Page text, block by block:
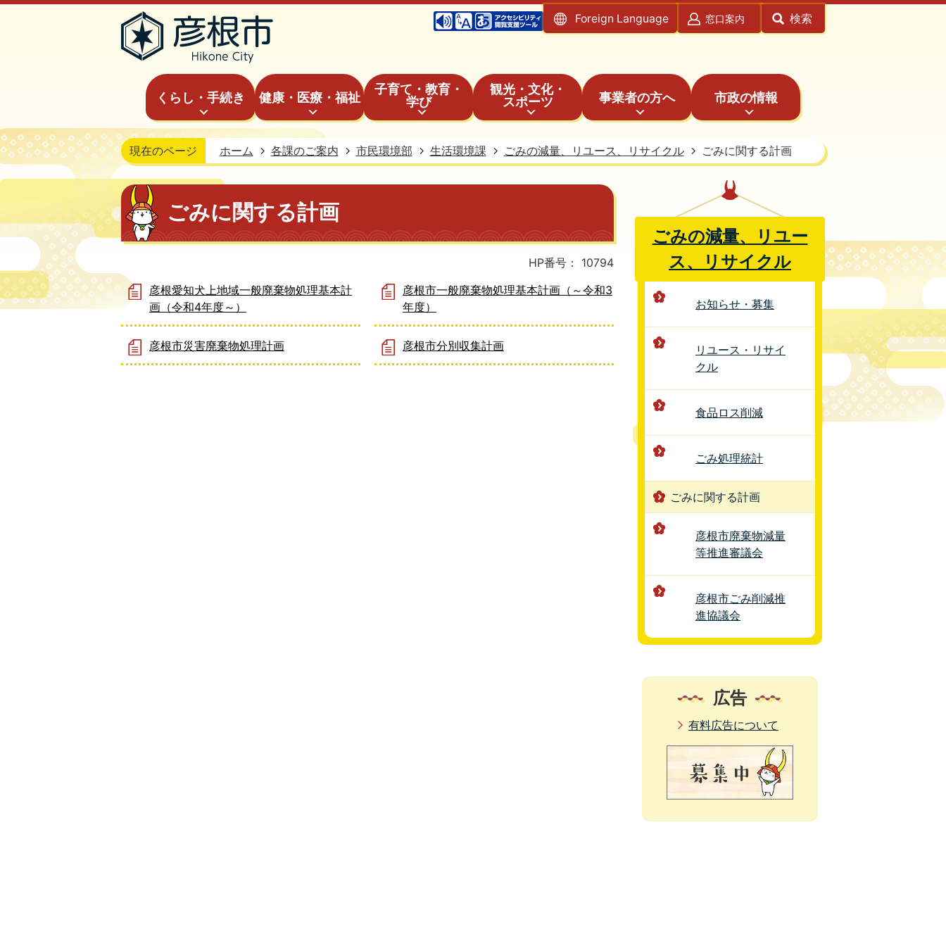
Foreign Language 窓口案内 検索
くらし・手続き 健康・医療・福祉
子育て・教育・
学び
観光・文化・
スポーツ
事業者の方へ 市政の情報
現在のページ ホーム 各課のご案内 市民環境部 生活環境課 ごみの減量、リユース、リサイクル ごみに関する計画
ごみに関する計画
HP番号：
10794
彦根愛知犬上地域一般廃棄物処理基本計
画（令和4年度～）
彦根市一般廃棄物処理基本計画（～令和3
年度）
彦根市災害廃棄物処理計画 彦根市分別収集計画
ごみの減量、リユー
ス、リサイクル
お知らせ・募集
リユース・リサイ
クル
食品ロス削減
ごみ処理統計
ごみに関する計画
彦根市廃棄物減量
等推進審議会
彦根市ごみ削減推
進協議会
広告
有料広告について